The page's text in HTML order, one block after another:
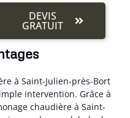
DEVIS
GRATUIT
à Saint-Julien-près-Bort
intervention. Grâce à
chaudière à Saint-